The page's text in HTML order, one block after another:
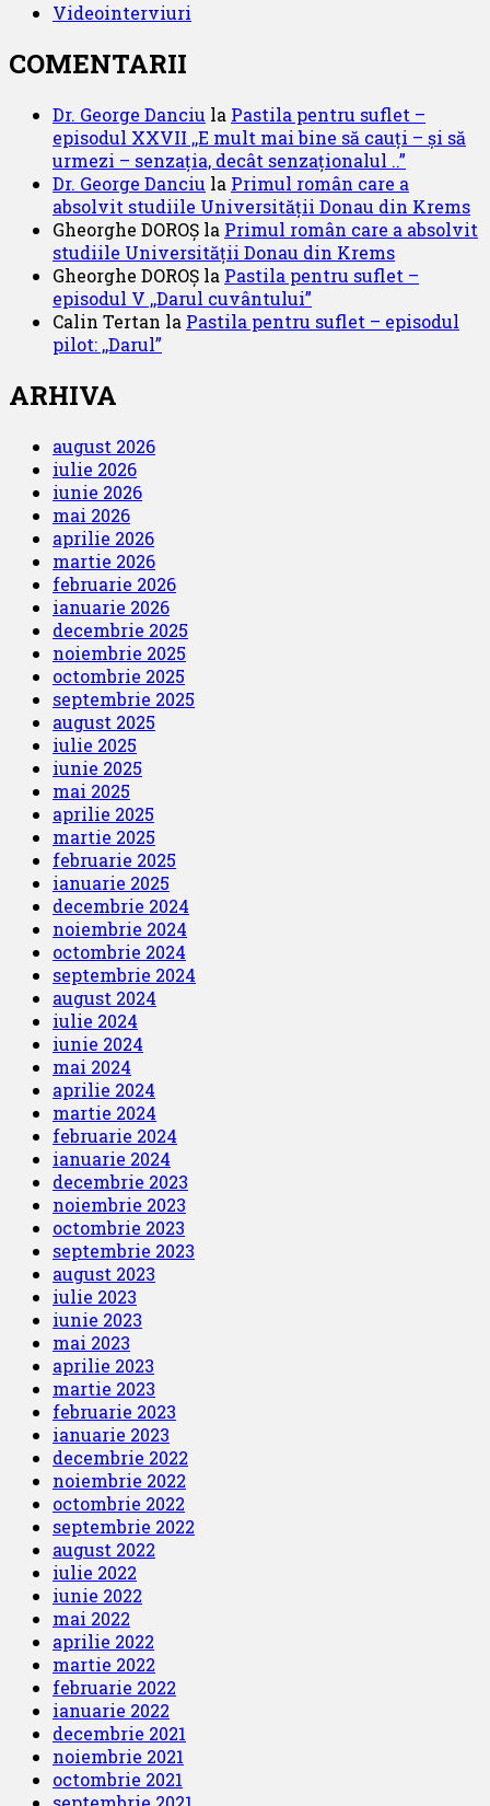
Videointerviuri
COMENTARII
Dr. George Danciu la Pastila pentru suflet –
episodul XXVII ,,E mult mai bine să cauți – și să
urmezi – senzația, decât senzaționalul ..”
Dr. George Danciu la Primul român care a
absolvit studiile Universității Donau din Krems
Gheorghe DOROȘ la Primul român care a absolvit
studiile Universității Donau din Krems
Gheorghe DOROȘ la Pastila pentru suflet –
episodul V ,,Darul cuvântului”
Calin Tertan la Pastila pentru suflet – episodul
pilot: ,,Darul”
ARHIVA
august 2026
iulie 2026
iunie 2026
mai 2026
aprilie 2026
martie 2026
februarie 2026
ianuarie 2026
decembrie 2025
noiembrie 2025
octombrie 2025
septembrie 2025
august 2025
iulie 2025
iunie 2025
mai 2025
aprilie 2025
martie 2025
februarie 2025
ianuarie 2025
decembrie 2024
noiembrie 2024
octombrie 2024
septembrie 2024
august 2024
iulie 2024
iunie 2024
mai 2024
aprilie 2024
martie 2024
februarie 2024
ianuarie 2024
decembrie 2023
noiembrie 2023
octombrie 2023
septembrie 2023
august 2023
iulie 2023
iunie 2023
mai 2023
aprilie 2023
martie 2023
februarie 2023
ianuarie 2023
decembrie 2022
noiembrie 2022
octombrie 2022
septembrie 2022
august 2022
iulie 2022
iunie 2022
mai 2022
aprilie 2022
martie 2022
februarie 2022
ianuarie 2022
decembrie 2021
noiembrie 2021
octombrie 2021